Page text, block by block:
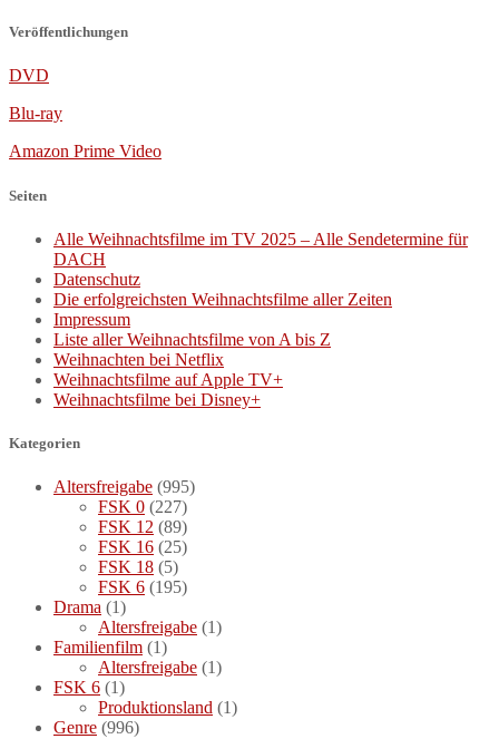
Veröffentlichungen
DVD
Blu-ray
Amazon Prime Video
Seiten
Alle Weihnachtsfilme im TV 2025 – Alle Sendetermine für
DACH
Datenschutz
Die erfolgreichsten Weihnachtsfilme aller Zeiten
Impressum
Liste aller Weihnachtsfilme von A bis Z
Weihnachten bei Netflix
Weihnachtsfilme auf Apple TV+
Weihnachtsfilme bei Disney+
Kategorien
Altersfreigabe (995)
FSK 0 (227)
FSK 12 (89)
FSK 16 (25)
FSK 18 (5)
FSK 6 (195)
Drama (1)
Altersfreigabe (1)
Familienfilm (1)
Altersfreigabe (1)
FSK 6 (1)
Produktionsland (1)
Genre (996)